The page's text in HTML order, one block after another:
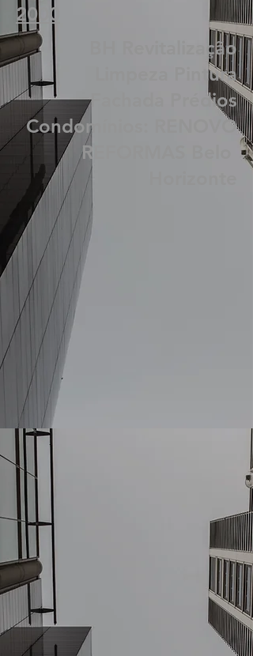
Vamos conversar:
Whatsapp
2000
BH Revitalização
Limpeza Pintura
Fachada Prédios
Condomínios: RENOVO
REFORMAS Belo